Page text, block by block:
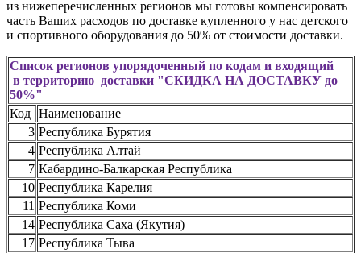
из нижеперечисленных регионов мы готовы компенсировать
часть Ваших расходов по доставке купленного у нас детского
и спортивного оборудования до 50% от стоимости доставки.
Список регионов упорядоченный по кодам и входящий
в территорию доставки "СКИДКА НА ДОСТАВКУ до
50%"
Код Наименование
3 Республика Бурятия
4 Республика Алтай
7 Кабардино-Балкарская Республика
10 Республика Карелия
11 Республика Коми
14 Республика Саха (Якутия)
17 Республика Тыва